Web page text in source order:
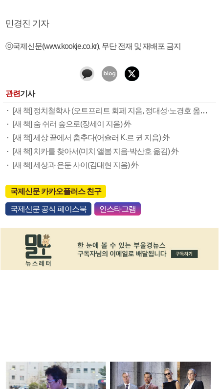
민경진 기자
ⓒ국제신문(www.kookje.co.kr), 무단 전재 및 재배포 금지
관련기사
[새 책] 정치철학사 (오트프리트 회페 지음, 정대성·노경호 옮김) 外
[새 책] 숨 쉬러 숲으로(장세이 지음) 外
[새 책] 세상 끝에서 춤추다(어슐러 K.르 귄 지음) 外
[새 책] 치카를 찾아서(미치 앨봄 지음·박산호 옮김) 外
[새 책] 세상과 은둔 사이(김대현 지음) 外
국제신문 카카오플러스 친구
국제신문 공식 페이스북 인스타그램